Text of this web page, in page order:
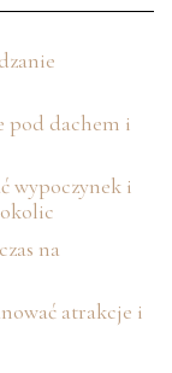
pod dachem i
wypoczynek i
na
atrakcje i